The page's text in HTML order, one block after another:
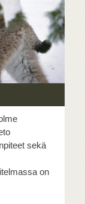
sekä
on